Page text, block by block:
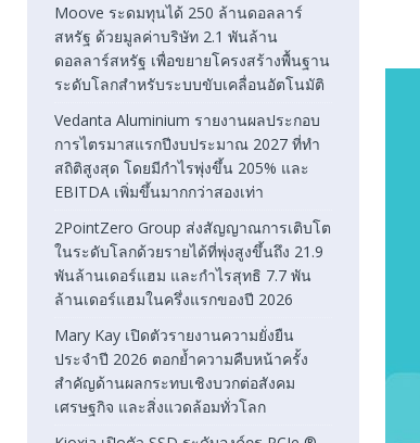
Moove ระดมทุนได้ 250 ล้านดอลลาร์
สหรัฐ ด้วยมูลค่าบริษัท 2.1 พันล้าน
ดอลลาร์สหรัฐ เพื่อขยายโครงสร้างพื้นฐาน
ระดับโลกสำหรับระบบขับเคลื่อนอัตโนมัติ
Vedanta Aluminium รายงานผลประกอบ
การไตรมาสแรกปีงบประมาณ 2027 ที่ทำ
สถิติสูงสุด โดยมีกำไรพุ่งขึ้น 205% และ
EBITDA เพิ่มขึ้นมากกว่าสองเท่า
2PointZero Group ส่งสัญญาณการเติบโต
ในระดับโลกด้วยรายได้ที่พุ่งสูงขึ้นถึง 21.9
พันล้านเดอร์แฮม และกำไรสุทธิ 7.7 พัน
ล้านเดอร์แฮมในครึ่งแรกของปี 2026
Mary Kay เปิดตัวรายงานความยั่งยืน
ประจำปี 2026 ตอกย้ำความคืบหน้าครั้ง
สำคัญด้านผลกระทบเชิงบวกต่อสังคม
เศรษฐกิจ และสิ่งแวดล้อมทั่วโลก